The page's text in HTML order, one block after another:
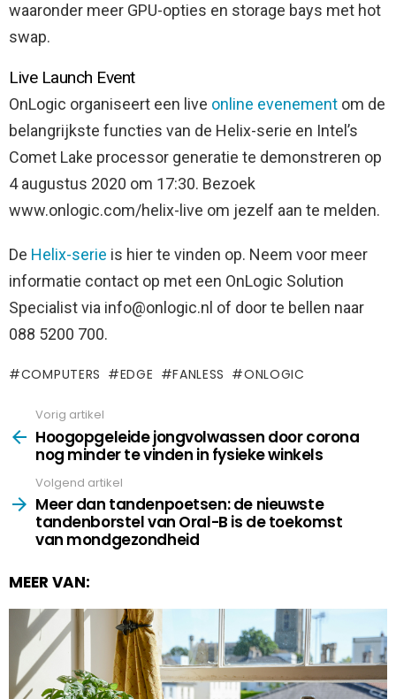
waaronder meer GPU-opties en storage bays met hot
swap.
Live Launch Event
OnLogic organiseert een live online evenement om de
belangrijkste functies van de Helix-serie en Intel’s
Comet Lake processor generatie te demonstreren op
4 augustus 2020 om 17:30. Bezoek
www.onlogic.com/helix-live om jezelf aan te melden.
De Helix-serie is hier te vinden op. Neem voor meer
informatie contact op met een OnLogic Solution
Specialist via info@onlogic.nl of door te bellen naar
088 5200 700.
COMPUTERS EDGE FANLESS ONLOGIC
more
Vorig artikel
Hoogopgeleide jongvolwassen door corona
nog minder te vinden in fysieke winkels
Volgend artikel
Meer dan tandenpoetsen: de nieuwste
tandenborstel van Oral-B is de toekomst
van mondgezondheid
MEER VAN: